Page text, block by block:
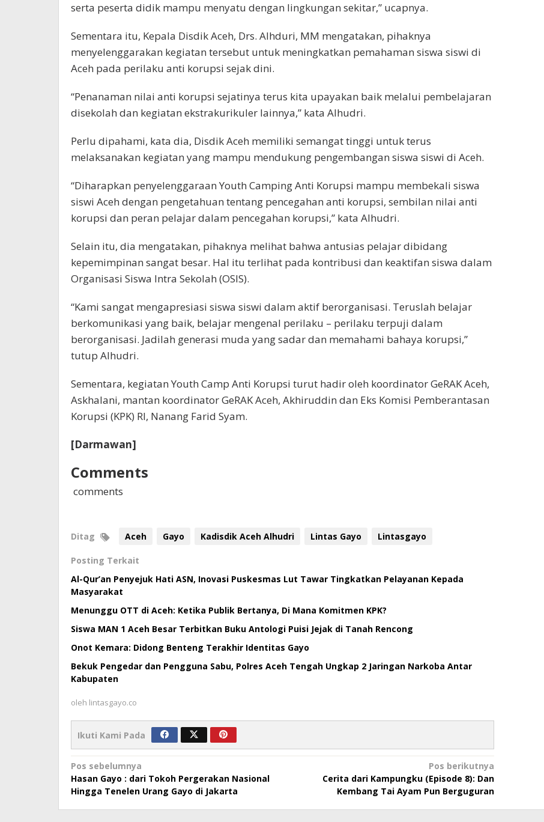
serta peserta didik mampu menyatu dengan lingkungan sekitar,” ucapnya.
Sementara itu, Kepala Disdik Aceh, Drs. Alhduri, MM mengatakan, pihaknya
menyelenggarakan kegiatan tersebut untuk meningkatkan pemahaman siswa siswi di
Aceh pada perilaku anti korupsi sejak dini.
“Penanaman nilai anti korupsi sejatinya terus kita upayakan baik melalui pembelajaran
disekolah dan kegiatan ekstrakurikuler lainnya,” kata Alhudri.
Perlu dipahami, kata dia, Disdik Aceh memiliki semangat tinggi untuk terus
melaksanakan kegiatan yang mampu mendukung pengembangan siswa siswi di Aceh.
“Diharapkan penyelenggaraan Youth Camping Anti Korupsi mampu membekali siswa
siswi Aceh dengan pengetahuan tentang pencegahan anti korupsi, sembilan nilai anti
korupsi dan peran pelajar dalam pencegahan korupsi,” kata Alhudri.
Selain itu, dia mengatakan, pihaknya melihat bahwa antusias pelajar dibidang
kepemimpinan sangat besar. Hal itu terlihat pada kontribusi dan keaktifan siswa dalam
Organisasi Siswa Intra Sekolah (OSIS).
“Kami sangat mengapresiasi siswa siswi dalam aktif berorganisasi. Teruslah belajar
berkomunikasi yang baik, belajar mengenal perilaku – perilaku terpuji dalam
berorganisasi. Jadilah generasi muda yang sadar dan memahami bahaya korupsi,”
tutup Alhudri.
Sementara, kegiatan Youth Camp Anti Korupsi turut hadir oleh koordinator GeRAK Aceh,
Askhalani, mantan koordinator GeRAK Aceh, Akhiruddin dan Eks Komisi Pemberantasan
Korupsi (KPK) RI, Nanang Farid Syam.
[Darmawan]
Comments
comments
Ditag Aceh Gayo Kadisdik Aceh Alhudri Lintas Gayo Lintasgayo
Posting Terkait
Al-Qur’an Penyejuk Hati ASN, Inovasi Puskesmas Lut Tawar Tingkatkan Pelayanan Kepada
Masyarakat
Menunggu OTT di Aceh: Ketika Publik Bertanya, Di Mana Komitmen KPK?
Siswa MAN 1 Aceh Besar Terbitkan Buku Antologi Puisi Jejak di Tanah Rencong
Onot Kemara: Didong Benteng Terakhir Identitas Gayo
Bekuk Pengedar dan Pengguna Sabu, Polres Aceh Tengah Ungkap 2 Jaringan Narkoba Antar
Kabupaten
oleh lintasgayo.co
Ikuti Kami Pada
Navigasi
pos
Pos sebelumnya
Hasan Gayo : dari Tokoh Pergerakan Nasional
Hingga Tenelen Urang Gayo di Jakarta
Pos berikutnya
Cerita dari Kampungku (Episode 8): Dan
Kembang Tai Ayam Pun Berguguran